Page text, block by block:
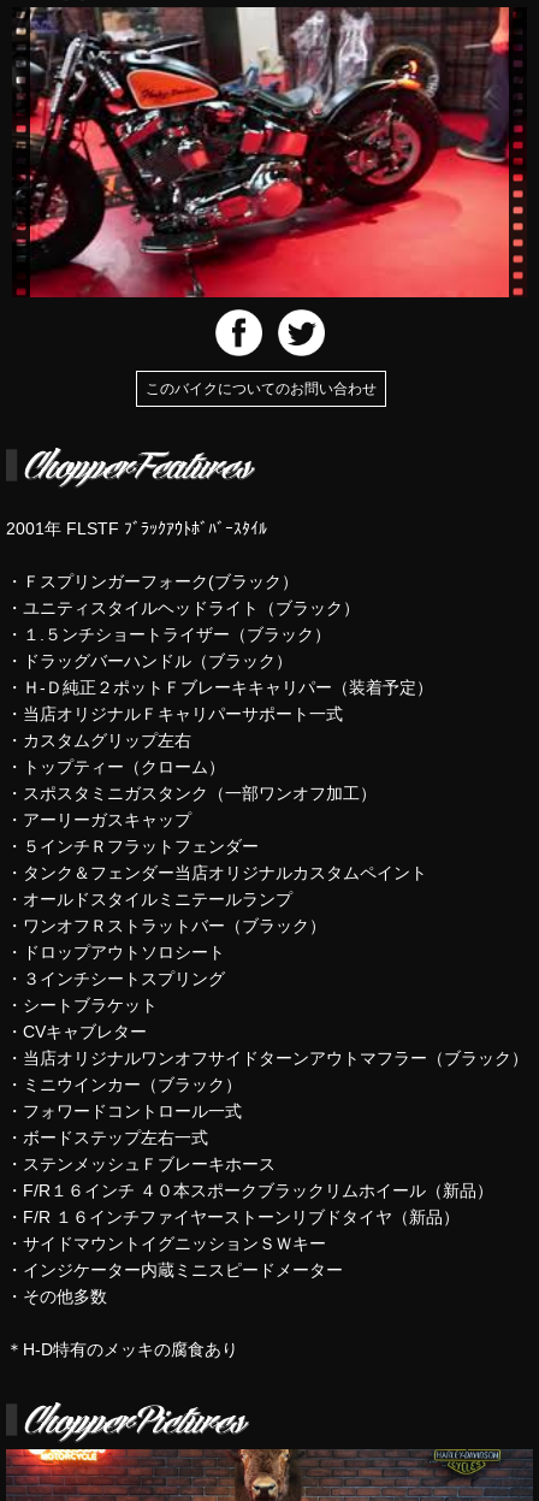
このバイクについてのお問い合わせ
2001年 FLSTF ﾌﾞﾗｯｸｱｳﾄﾎﾞﾊﾞｰｽﾀｲﾙ
・Ｆスプリンガーフォーク(ブラック）
・ユニティスタイルヘッドライト（ブラック）
・１.５ンチショートライザー（ブラック）
・ドラッグバーハンドル（ブラック）
・Ｈ-Ｄ純正２ポットＦブレーキキャリパー（装着予定）
・当店オリジナルＦキャリパーサポート一式
・カスタムグリップ左右
・トップティー（クローム）
・スポスタミニガスタンク（一部ワンオフ加工）
・アーリーガスキャップ
・５インチＲフラットフェンダー
・タンク＆フェンダー当店オリジナルカスタムペイント
・オールドスタイルミニテールランプ
・ワンオフＲストラットバー（ブラック）
・ドロップアウトソロシート
・３インチシートスプリング
・シートブラケット
・CVキャブレター
・当店オリジナルワンオフサイドターンアウトマフラー（ブラック）
・ミニウインカー（ブラック）
・フォワードコントロール一式
・ボードステップ左右一式
・ステンメッシュＦブレーキホース
・F/R１６インチ ４０本スポークブラックリムホイール（新品）
・F/R １６インチファイヤーストーンリブドタイヤ（新品）
・サイドマウントイグニッションＳＷキー
・インジケーター内蔵ミニスピードメーター
・その他多数
＊H-D特有のメッキの腐食あり